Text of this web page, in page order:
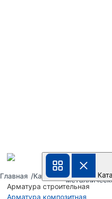
Арматура строительная
Арматура композитная
Главная Каталог
Труба